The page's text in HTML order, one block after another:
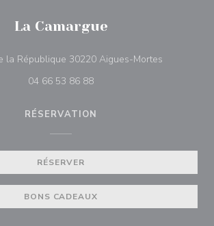
La Camargue
la République 30220 Aigues-Mortes
04 66 53 86 88
RÉSERVATION
RÉSERVER
BONS CADEAUX